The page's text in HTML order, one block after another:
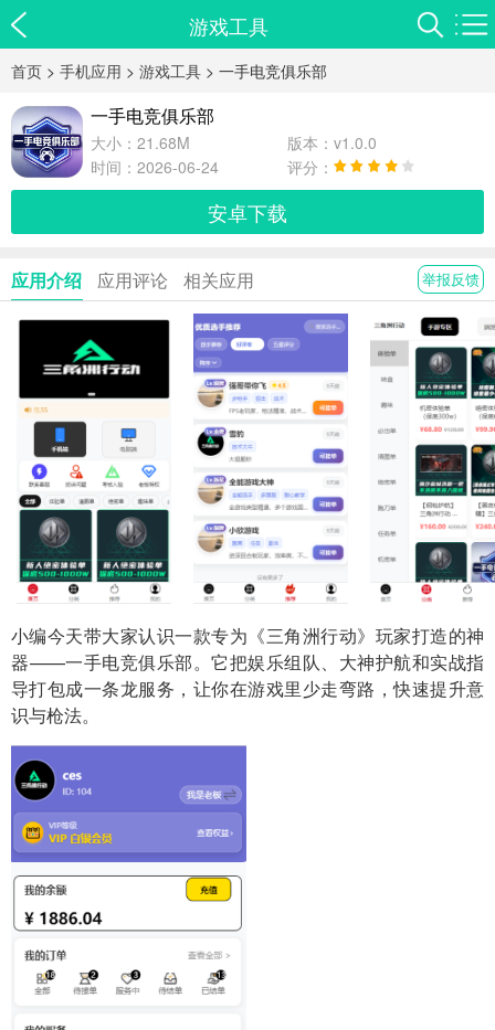
游戏工具
首页 > 手机应用 > 游戏工具 > 一手电竞俱乐部
一手电竞俱乐部
大小：21.68M
版本：v1.0.0
时间：2026-06-24
评分：
安卓下载
应用介绍 应用评论 相关应用 举报反馈
小编今天带大家认识一款专为《三角洲行动》玩家打造的神
器——一手电竞俱乐部。它把娱乐组队、大神护航和实战指
导打包成一条龙服务，让你在游戏里少走弯路，快速提升意
识与枪法。